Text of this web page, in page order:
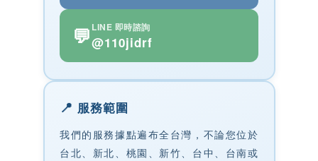
💬 LINE 即時諮詢
@110jidrf
📍 服務範圍
我們的服務據點遍布全台灣，不論您位於
台北、新北、桃園、新竹、台中、台南或